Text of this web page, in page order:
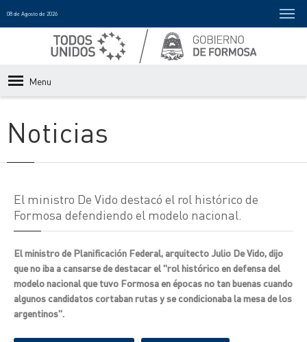
08 de Agosto de 2026
Menu
Noticias
El ministro De Vido destacó el rol histórico de
Formosa defendiendo el modelo nacional.
El ministro de Planificación Federal, arquitecto Julio De Vido, dijo
que no iba a cansarse de destacar el "rol histórico en defensa del
modelo nacional que tuvo Formosa en épocas no tan buenas cuando
algunos candidatos cortaban rutas y se condicionaba la mesa de los
argentinos".